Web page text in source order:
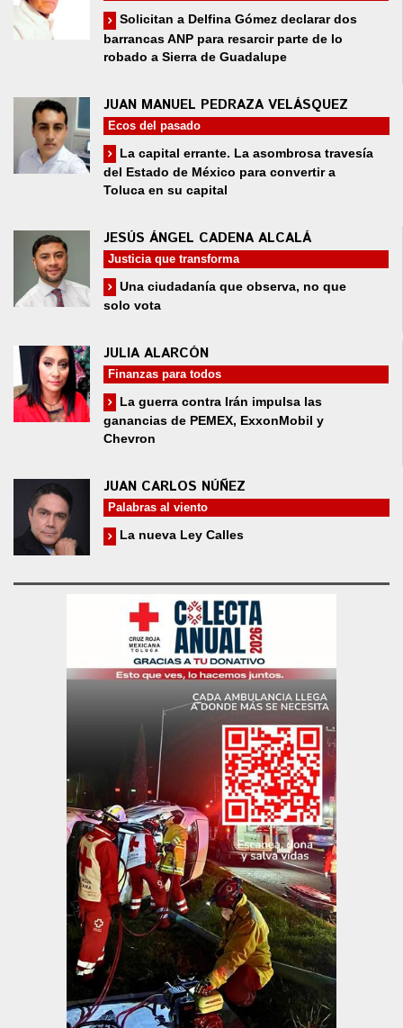
Solicitan a Delfina Gómez declarar dos
barrancas ANP para resarcir parte de lo
robado a Sierra de Guadalupe
JUAN MANUEL PEDRAZA VELÁSQUEZ
Ecos del pasado
La capital errante. La asombrosa travesía
del Estado de México para convertir a
Toluca en su capital
JESÚS ÁNGEL CADENA ALCALÁ
Justicia que transforma
Una ciudadanía que observa, no que
solo vota
JULIA ALARCÓN
Finanzas para todos
La guerra contra Irán impulsa las
ganancias de PEMEX, ExxonMobil y
Chevron
JUAN CARLOS NÚÑEZ
Palabras al viento
La nueva Ley Calles